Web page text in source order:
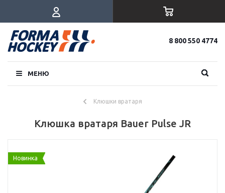
8 800 550 4774
МЕНЮ
Клюшки вратаря
Клюшка вратаря Bauer Pulse JR
Новинка